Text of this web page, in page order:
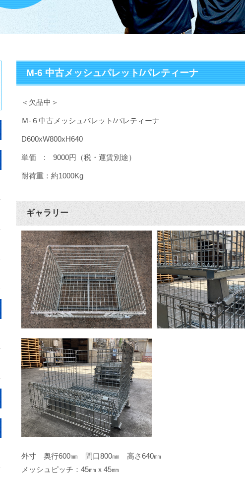
M-6 中古メッシュパレット/パレティーナ
＜欠品中＞
Ｍ-６中古メッシュパレット/パレティーナ
D600xW800xH640
単価 : 9000円（税・運賃別途）
耐荷重：約1000Kg
ギャラリー
外寸 奥行600㎜ 間口800㎜ 高さ640㎜
メッシュピッチ：45㎜ｘ45㎜